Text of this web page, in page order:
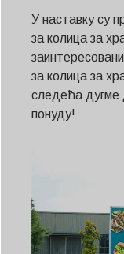
У наставку су
за колица за
за колица за
следећа дугме
понуду!